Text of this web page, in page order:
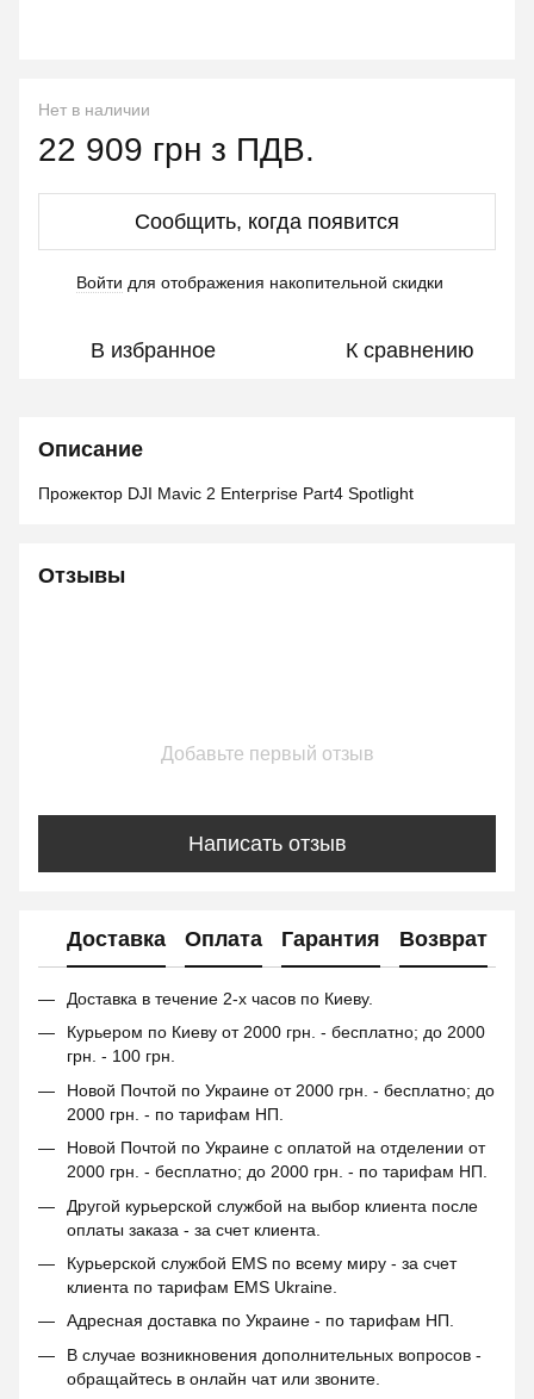
Нет в наличии
22 909 грн з ПДВ.
Сообщить, когда появится
Войти для отображения накопительной скидки
В избранное К сравнению
Описание
Прожектор DJI Mavic 2 Enterprise Part4 Spotlight
Отзывы
Добавьте первый отзыв
Написать отзыв
Доставка Оплата Гарантия Возврат
Доставка в течение 2-х часов по Киеву.
Курьером по Киеву от 2000 грн. - бесплатно; до 2000
грн. - 100 грн.
Новой Почтой по Украине от 2000 грн. - бесплатно; до
2000 грн. - по тарифам НП.
Новой Почтой по Украине с оплатой на отделении от
2000 грн. - бесплатно; до 2000 грн. - по тарифам НП.
Другой курьерской службой на выбор клиента после
оплаты заказа - за счет клиента.
Курьерской службой EMS по всему миру - за счет
клиента по тарифам EMS Ukraine.
Адресная доставка по Украине - по тарифам НП.
В случае возникновения дополнительных вопросов -
обращайтесь в онлайн чат или звоните.